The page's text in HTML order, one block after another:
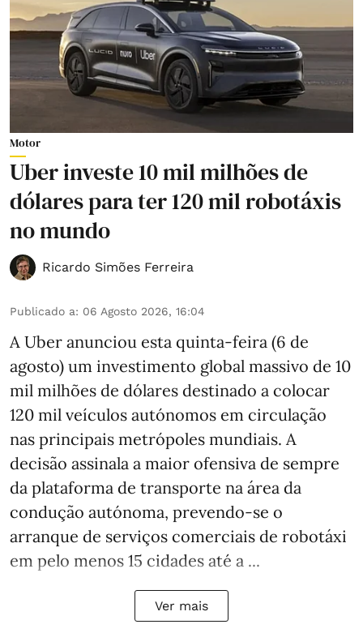
Motor
Uber investe 10 mil milhões de
dólares para ter 120 mil robotáxis
no mundo
Ricardo Simões Ferreira
Publicado a: 06 Agosto 2026, 16:04
A Uber anunciou esta quinta-feira (6 de
agosto) um investimento global massivo de 10
mil milhões de dólares destinado a colocar
120 mil veículos autónomos em circulação
nas principais metrópoles mundiais. A
decisão assinala a maior ofensiva de sempre
da plataforma de transporte na área da
condução autónoma, prevendo-se o
arranque de serviços comerciais de robotáxi
em pelo menos 15 cidades até a ...
Ver mais